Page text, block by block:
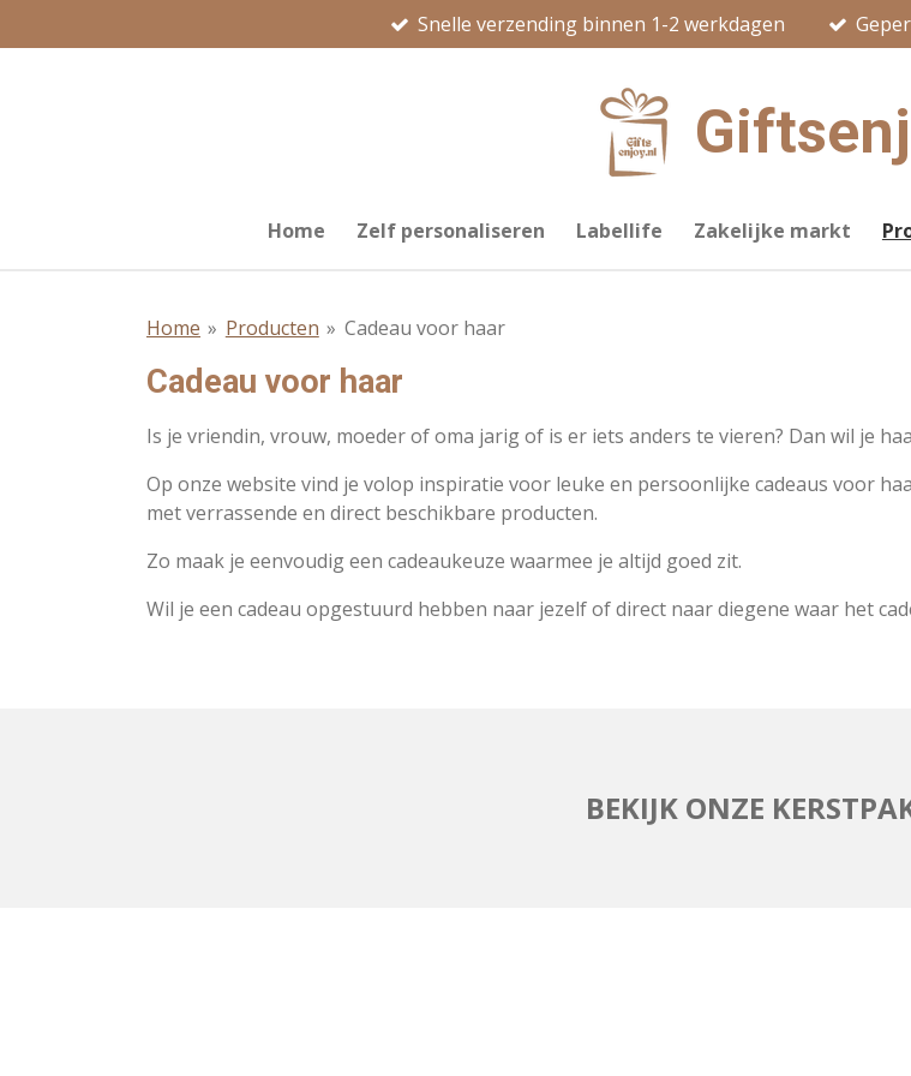
direct
Snelle verzending binnen 1-2 werkdagen
Home Zelf personaliseren Labellife Zakelijke markt
Home » Producten » Cadeau voor haar
Cadeau voor haar
Is je vriendin, vrouw, moeder of oma jarig of is er iets anders te vieren? Dan wil je
Op onze website vind je volop inspiratie voor leuke en persoonlijke cadeaus voor
met verrassende en direct beschikbare producten.
Zo maak je eenvoudig een cadeaukeuze waarmee je altijd goed zit.
Wil je een cadeau opgestuurd hebben naar jezelf of direct naar diegene waar het
BEKIJK ONZE